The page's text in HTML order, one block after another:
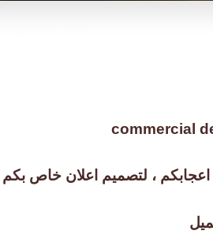
commercial
، لتصميم اعلان خاص بكم